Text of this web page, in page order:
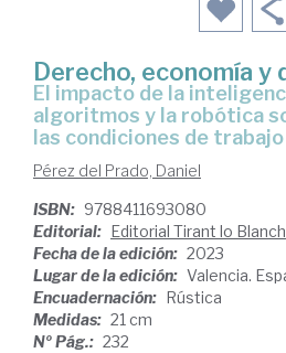
Derecho, economía y
el impacto de la inteligencia artificial, los
algoritmos y la robótica
las condiciones de trabajo
Pérez del Prado, Daniel
ISBN: 9788411693080
Editorial: Editorial Tirant lo Blanch
Fecha de la edición: 2023
Lugar de la edición: Valencia.
Encuadernación: Rústica
Medidas: 21 cm
Nº Pág.: 232